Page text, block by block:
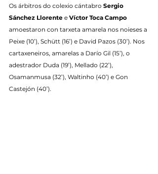
Os árbitros do colexio cántabro Sergio
Sánchez Llorente e Víctor Toca Campo
amoestaron con tarxeta amarela nos noieses a
Peixe (10’), Schütt (16’) e David Pazos (30’). Nos
cartaxeneiros, amarelas a Darío Gil (15’), o
adestrador Duda (19’), Mellado (22’),
Osamanmusa (32’), Waltinho (40’) e Gon
Castejón (40’).